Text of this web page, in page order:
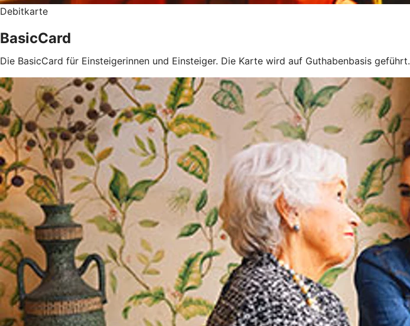
Debitkarte
BasicCard
Die BasicCard für Einsteigerinnen und Einsteiger. Die Karte wird auf Guthabenbasis geführt.